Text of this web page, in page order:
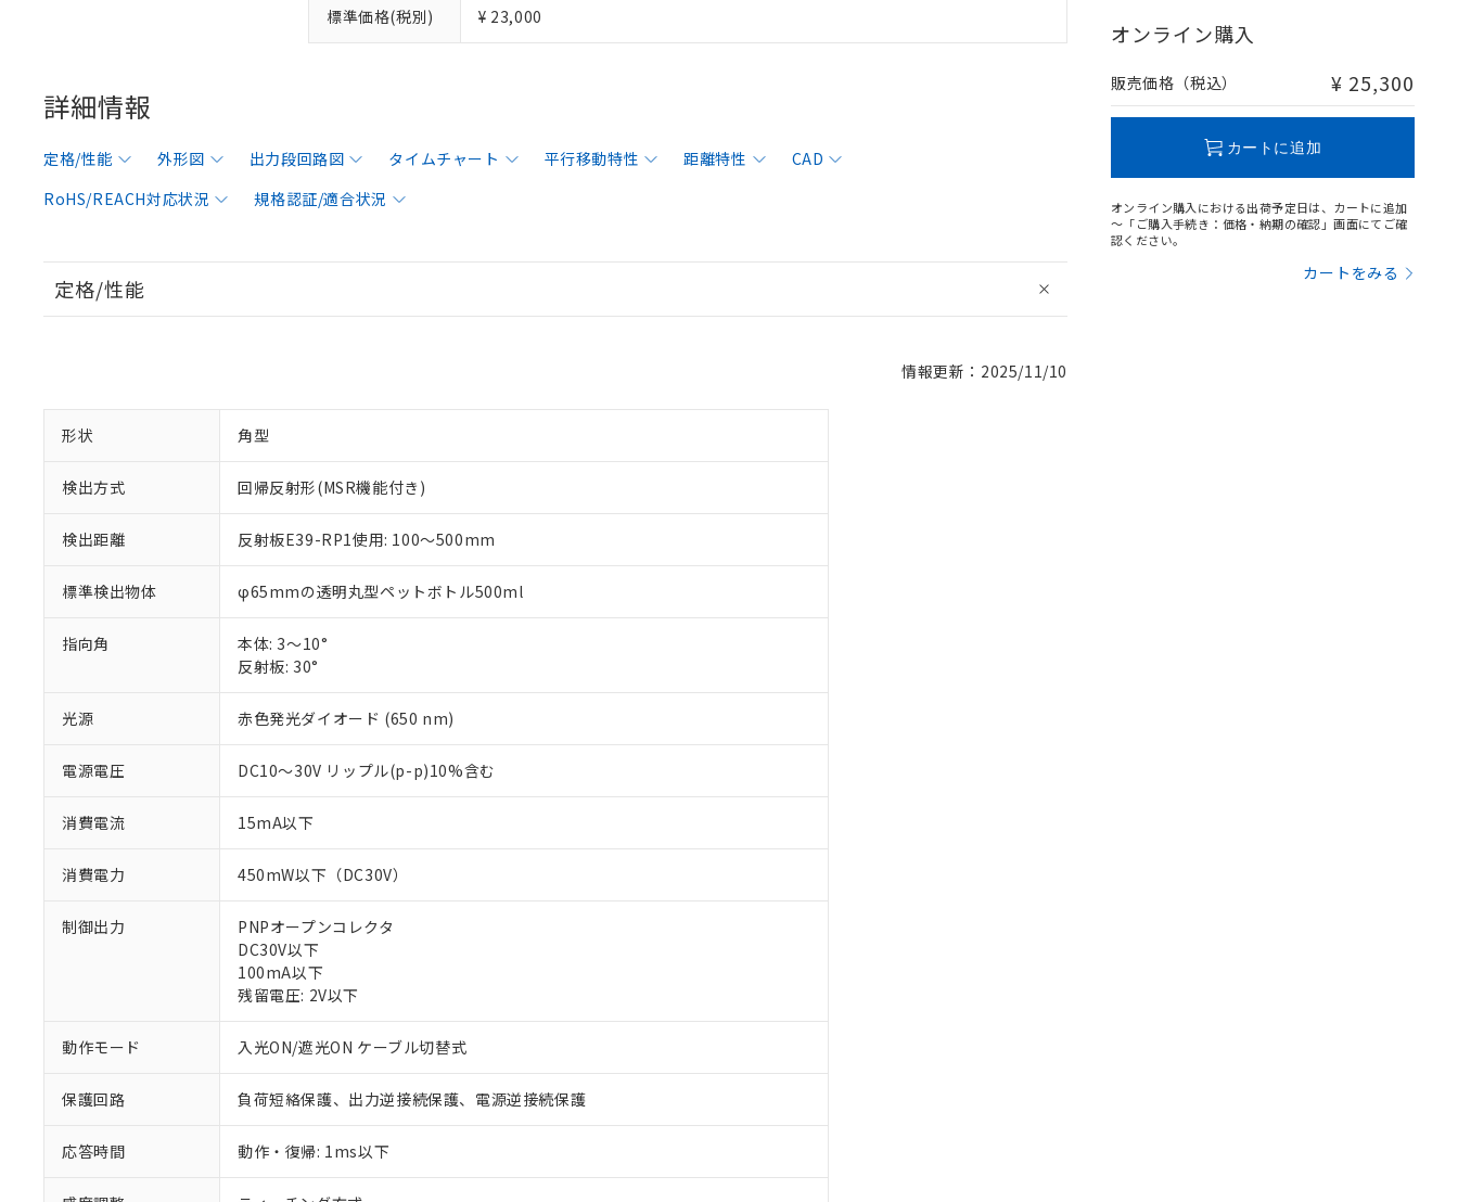
標準価格(税別) ¥ 23,000
詳細情報
定格/性能 外形図 出力段回路図 タイムチャート 平行移動特性 距離特性
CAD
RoHS/REACH対応状況
規格認証/適合状況
定格/性能
情報更新：2025/11/10
形状 角型
検出方式 回帰反射形(MSR機能付き)
検出距離 反射板E39-RP1使用: 100～500mm
標準検出物体 φ65mmの透明丸型ペットボトル500ml
指向角
本体: 3～10°
反射板: 30°
光源 赤色発光ダイオード (650 nm)
電源電圧 DC10～30V リップル(p-p)10%含む
消費電流 15mA以下
消費電力 450mW以下（DC30V）
制御出力
PNPオープンコレクタ
DC30V以下
100mA以下
残留電圧: 2V以下
動作モード 入光ON/遮光ON ケーブル切替式
保護回路 負荷短絡保護、出力逆接続保護、電源逆接続保護
応答時間 動作・復帰: 1ms以下
オンライン購入
販売価格（税込） ¥ 25,300
カートに追加
オンライン購入における出荷予定日は、カートに追加
～「ご購入手続き：価格・納期の確認」画面にてご確
認ください。
カートをみる
ご利用条件
※1 対応状況
対応済み：EU RoHS指令（10物質）の非含有に対応した製品が提供可能な商品です。
対応予定：EU RoHS指令（10物質）の非含有に対応した製品に切り替える予定のある商品です。
対応予定なし：EU RoHS指令（10物質）の非含有に非対応の商品で、対応品を出す予定はありません。
非該当品：ライセンス料など無形物で、有害物質有無と関係のない商品です。